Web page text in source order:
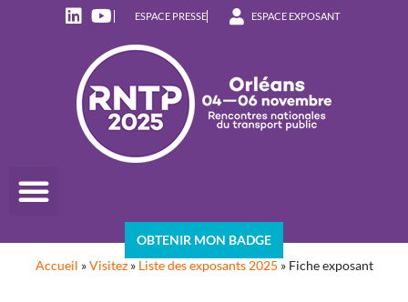
ESPACE PRESSE ESPACE EXPOSANT
OBTENIR MON BADGE
Accueil »Visitez» Liste des exposants 2025 » Fiche exposant